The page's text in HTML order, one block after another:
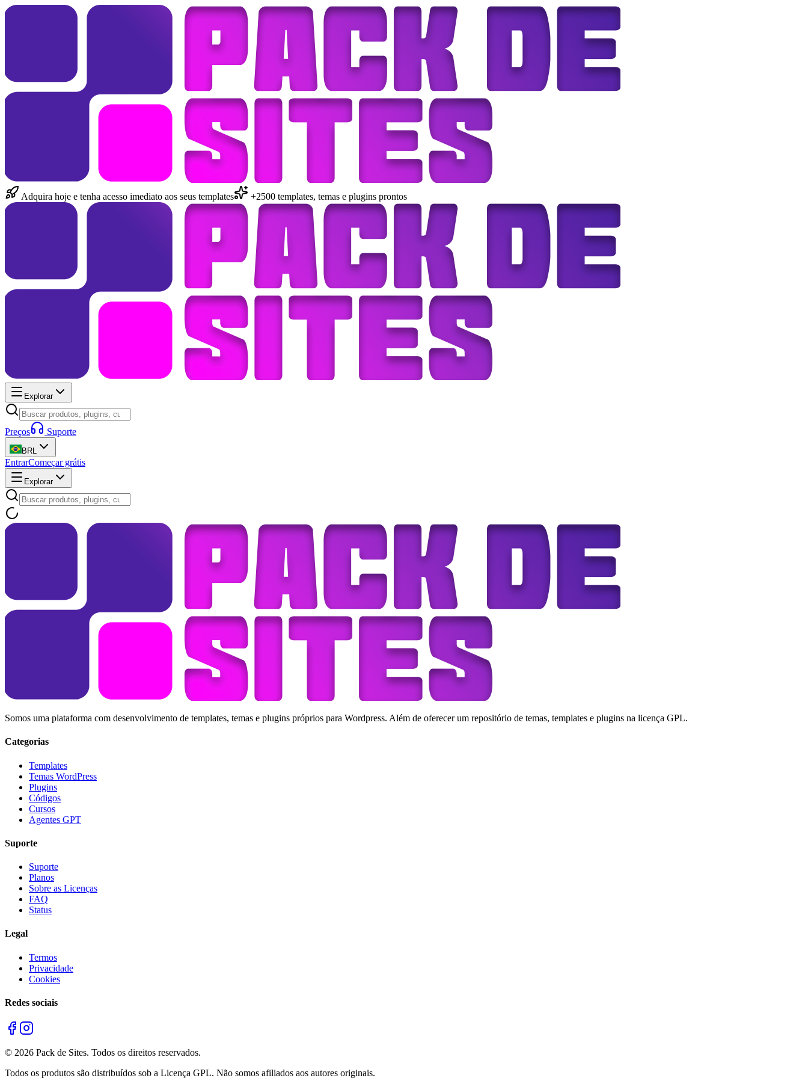
Adquira hoje e tenha acesso imediato aos seus templates +2500 templates, temas e plugins prontos
Explorar
Preços Suporte
BRL
EntrarComeçar grátis
Explorar
Somos uma plataforma com desenvolvimento de templates, temas e plugins próprios para Wordpress. Além de oferecer um repositório de temas, templates e plugins na licença GPL.
Categorias
Templates
Temas WordPress
Plugins
Códigos
Cursos
Agentes GPT
Suporte
Suporte
Planos
Sobre as Licenças
FAQ
Status
Legal
Termos
Privacidade
Cookies
Redes sociais
© 2026 Pack de Sites. Todos os direitos reservados.
Todos os produtos são distribuídos sob a Licença GPL. Não somos afiliados aos autores originais.